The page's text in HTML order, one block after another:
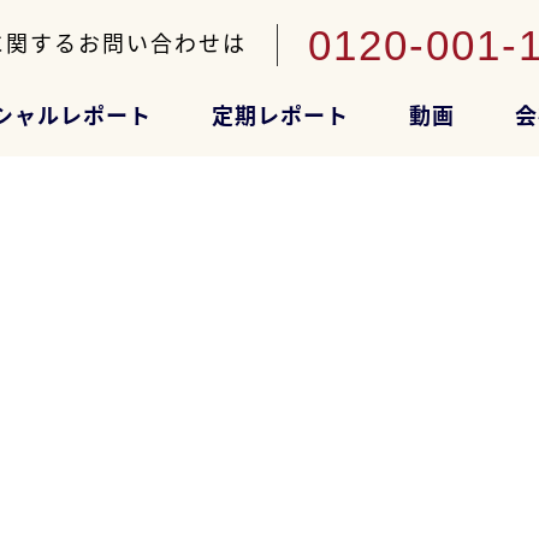
関するお問い合わせは 0120-001-
ャルレポート 定期レポート 動画